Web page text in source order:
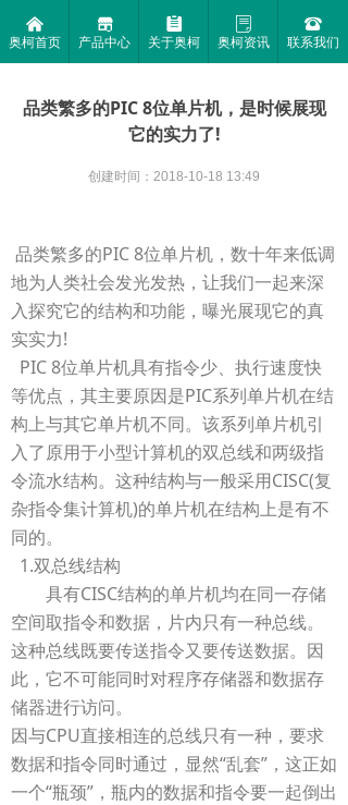
낀
奥柯首页
끵
产品中心
뀳
关于奥柯
ꂓ
奥柯资讯
뀰
联系我们
品类繁多的PIC 8位单片机，是时候展现
它的实力了!
品类繁多的PIC 8位单片机，数十年来低调
地为人类社会发光发热，让我们一起来深
入探究它的结构和功能，曝光展现它的真
实实力!
PIC 8位单片机具有指令少、执行速度快
等优点，其主要原因是PIC系列单片机在结
构上与其它单片机不同。该系列单片机引
入了原用于小型计算机的双总线和两级指
令流水结构。这种结构与一般采用CISC(复
杂指令集计算机)的单片机在结构上是有不
同的。
1.双总线结构
具有CISC结构的单片机均在同一存储
空间取指令和数据，片内只有一种总线。
这种总线既要传送指令又要传送数据。因
此，它不可能同时对程序存储器和数据存
储器进行访问。
因与CPU直接相连的总线只有一种，要求
数据和指令同时通过，显然“乱套”，这正如
一个“瓶颈”，瓶内的数据和指令要一起倒出
创建时间： 2018-10-18 13:49